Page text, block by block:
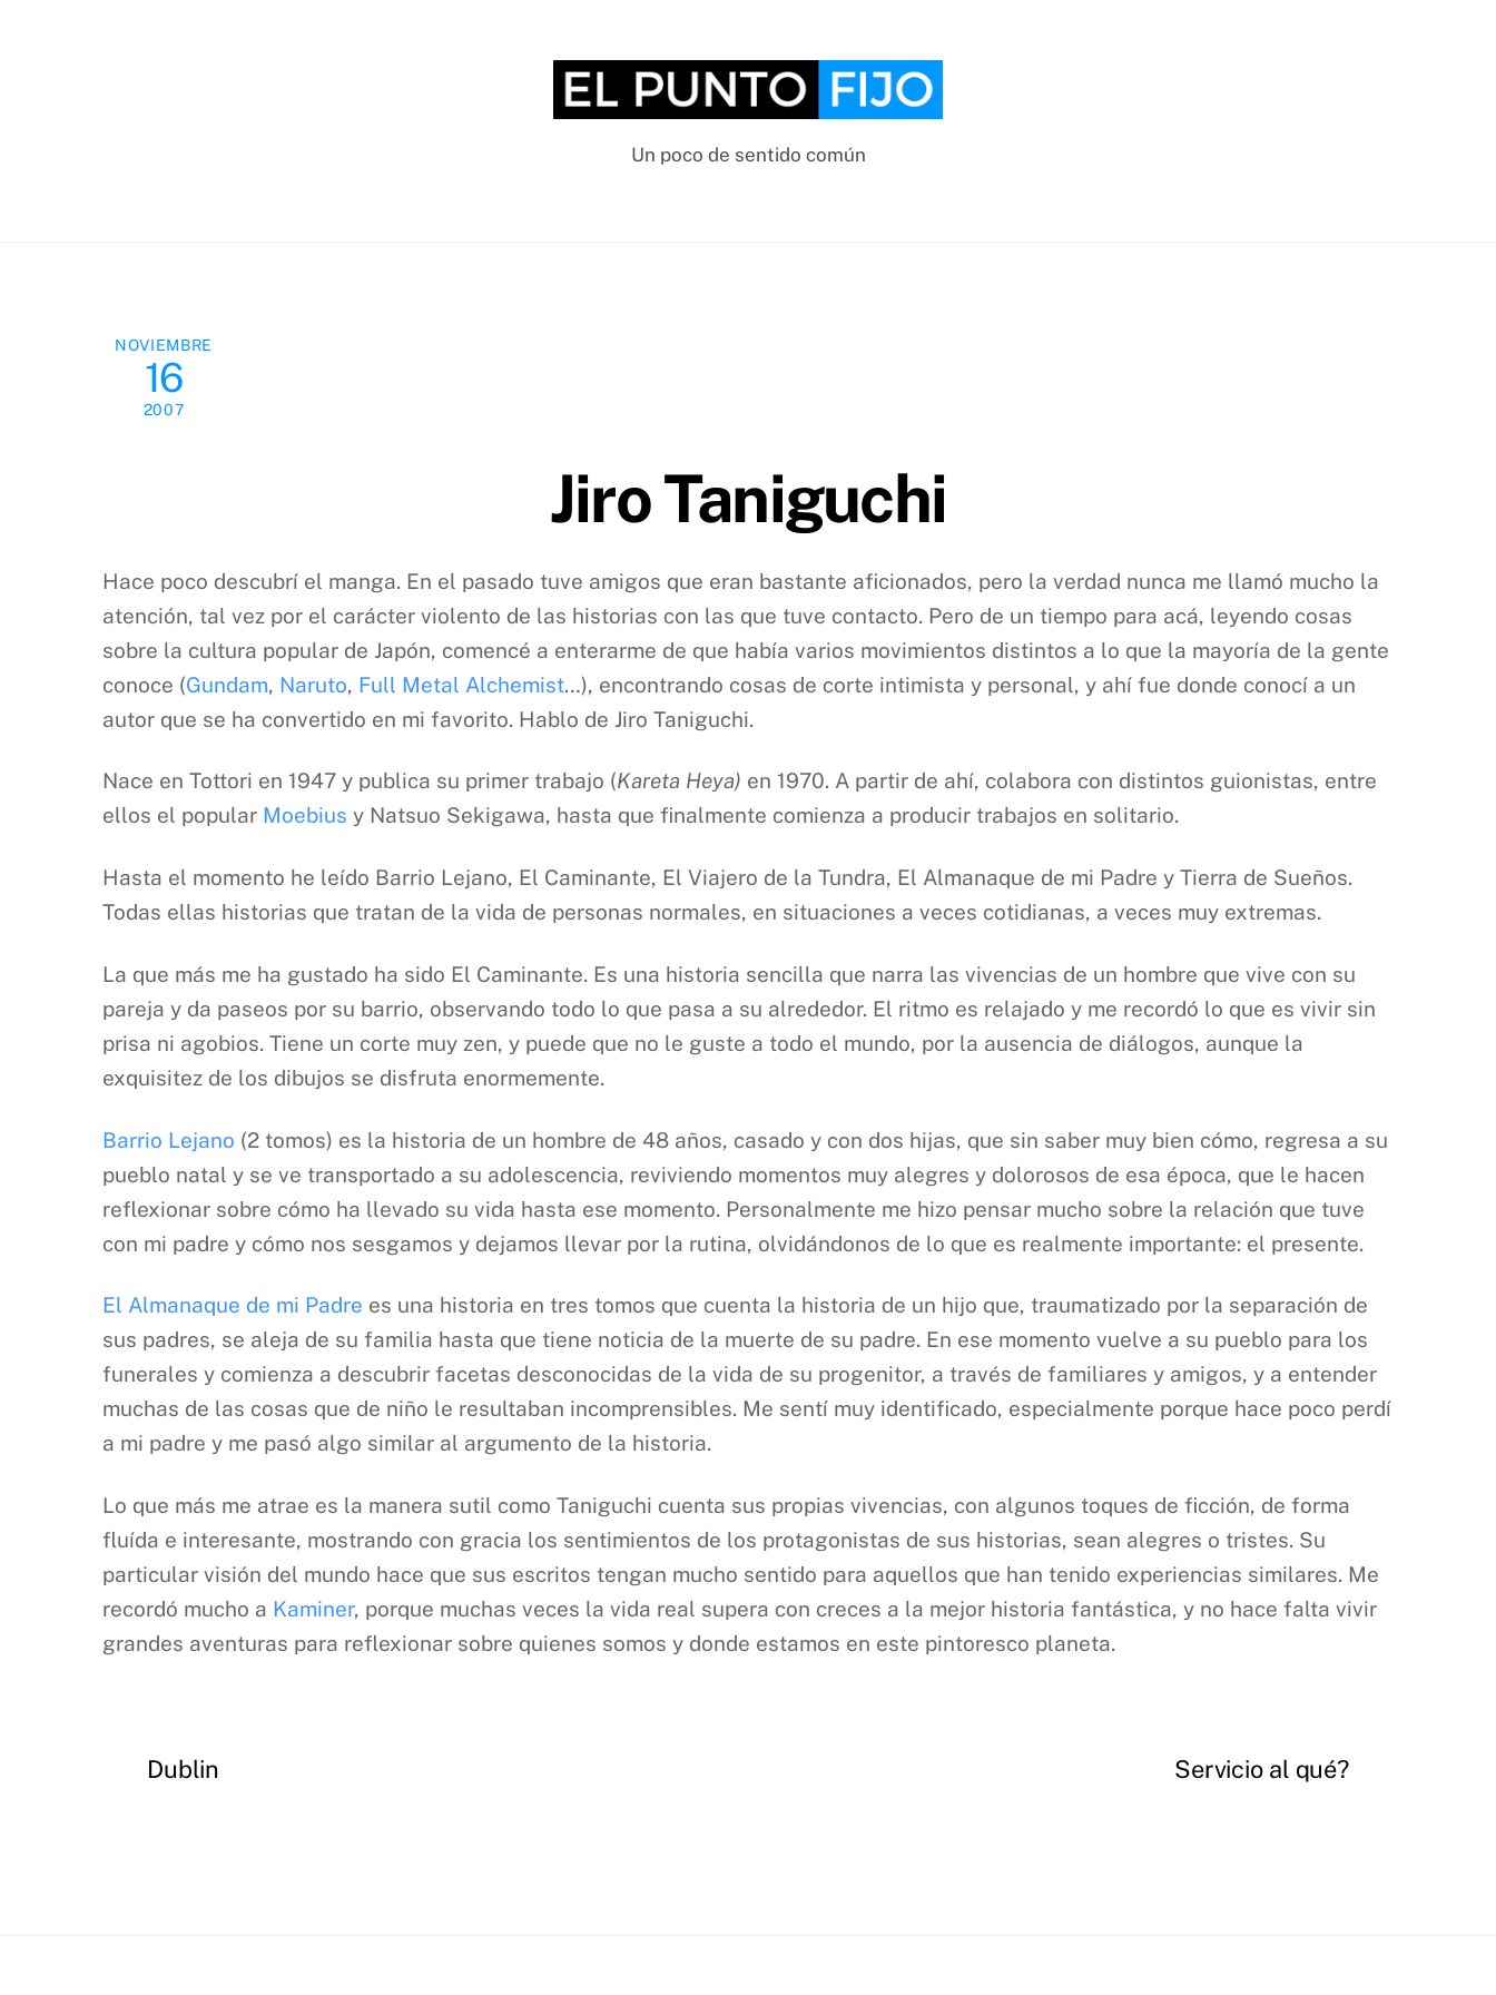
Un poco de sentido común
NOVIEMBRE
16
2007
Jiro Taniguchi
Hace poco descubrí el manga. En el pasado tuve amigos que eran bastante aficionados, pero la verdad nunca me llamó mucho la
atención, tal vez por el carácter violento de las historias con las que tuve contacto. Pero de un tiempo para acá, leyendo cosas
sobre la cultura popular de Japón, comencé a enterarme de que había varios movimientos distintos a lo que la mayoría de la gente
conoce (Gundam, Naruto, Full Metal Alchemist…), encontrando cosas de corte intimista y personal, y ahí fue donde conocí a un
autor que se ha convertido en mi favorito. Hablo de Jiro Taniguchi.
Nace en Tottori en 1947 y publica su primer trabajo (Kareta Heya) en 1970. A partir de ahí, colabora con distintos guionistas, entre
ellos el popular Moebius y Natsuo Sekigawa, hasta que finalmente comienza a producir trabajos en solitario.
Hasta el momento he leído Barrio Lejano, El Caminante, El Viajero de la Tundra, El Almanaque de mi Padre y Tierra de Sueños.
Todas ellas historias que tratan de la vida de personas normales, en situaciones a veces cotidianas, a veces muy extremas.
La que más me ha gustado ha sido El Caminante. Es una historia sencilla que narra las vivencias de un hombre que vive con su
pareja y da paseos por su barrio, observando todo lo que pasa a su alrededor. El ritmo es relajado y me recordó lo que es vivir sin
prisa ni agobios. Tiene un corte muy zen, y puede que no le guste a todo el mundo, por la ausencia de diálogos, aunque la
exquisitez de los dibujos se disfruta enormemente.
Barrio Lejano (2 tomos) es la historia de un hombre de 48 años, casado y con dos hijas, que sin saber muy bien cómo, regresa a su
pueblo natal y se ve transportado a su adolescencia, reviviendo momentos muy alegres y dolorosos de esa época, que le hacen
reflexionar sobre cómo ha llevado su vida hasta ese momento. Personalmente me hizo pensar mucho sobre la relación que tuve
con mi padre y cómo nos sesgamos y dejamos llevar por la rutina, olvidándonos de lo que es realmente importante: el presente.
El Almanaque de mi Padre es una historia en tres tomos que cuenta la historia de un hijo que, traumatizado por la separación de
sus padres, se aleja de su familia hasta que tiene noticia de la muerte de su padre. En ese momento vuelve a su pueblo para los
funerales y comienza a descubrir facetas desconocidas de la vida de su progenitor, a través de familiares y amigos, y a entender
muchas de las cosas que de niño le resultaban incomprensibles. Me sentí muy identificado, especialmente porque hace poco perdí
a mi padre y me pasó algo similar al argumento de la historia.
Lo que más me atrae es la manera sutil como Taniguchi cuenta sus propias vivencias, con algunos toques de ficción, de forma
fluída e interesante, mostrando con gracia los sentimientos de los protagonistas de sus historias, sean alegres o tristes. Su
particular visión del mundo hace que sus escritos tengan mucho sentido para aquellos que han tenido experiencias similares. Me
recordó mucho a Kaminer, porque muchas veces la vida real supera con creces a la mejor historia fantástica, y no hace falta vivir
grandes aventuras para reflexionar sobre quienes somos y donde estamos en este pintoresco planeta.
Dublin Servicio al qué?